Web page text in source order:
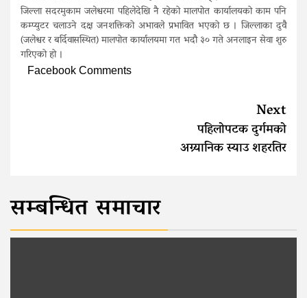
जिल्ला सदरमुकाम जलेश्वरमा पहिलेदेखि नै रहेको मालपोत कार्यालयको काम पनि
कम्प्युटर चलाउने दक्ष जनशक्तिको अभावले प्रभावित भएको छ । जिल्लाका दुवै
(जलेश्वर र बर्दिवासस्थित) मालपोत कार्यालयमा गत भदौ ३० गते अनलाइन सेवा शुरु
गरिएको हो ।
Facebook Comments
Next
पहिलोपटक दुर्गमको
अग्र्यानिक स्याउ शहरतिर
सम्बन्धित समाचार